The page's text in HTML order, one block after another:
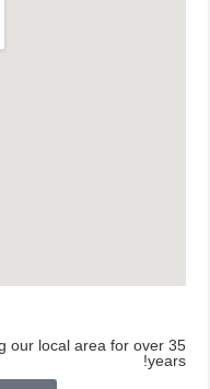
our local area for over 35
years!